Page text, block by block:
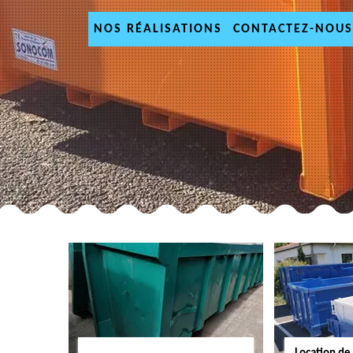
NOS RÉALISATIONS CONTACTEZ-